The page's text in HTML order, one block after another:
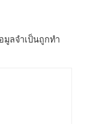
มูลจำเป็นถูกทำ